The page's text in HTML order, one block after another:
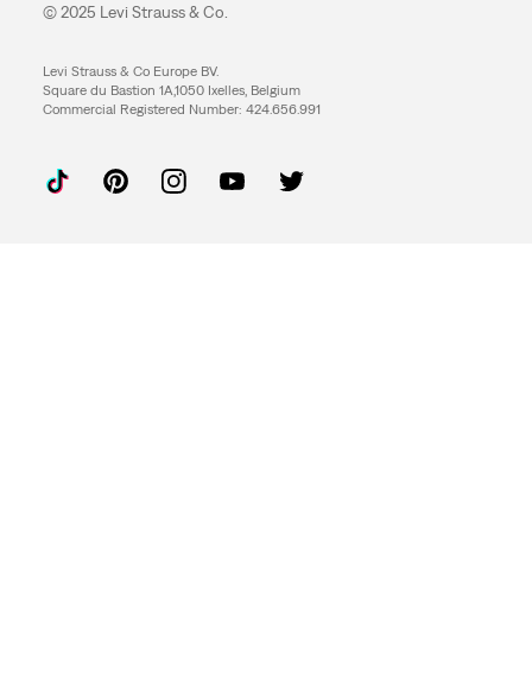
© 2025 Levi Strauss & Co.
Levi Strauss & Co Europe BV.
Square du Bastion 1A,1050 Ixelles, Belgium
Commercial Registered Number: 424.656.991